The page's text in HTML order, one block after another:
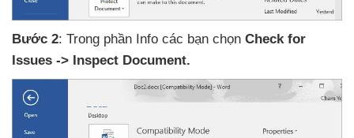
Bước 2: Trong phần Info các bạn chọn Check for
Issues -> Inspect Document.